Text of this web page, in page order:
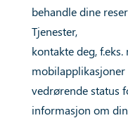
behandle dine
Tjenester,
kontakte deg,
mobilapplikasjoner
vedrørende status
informasjon om